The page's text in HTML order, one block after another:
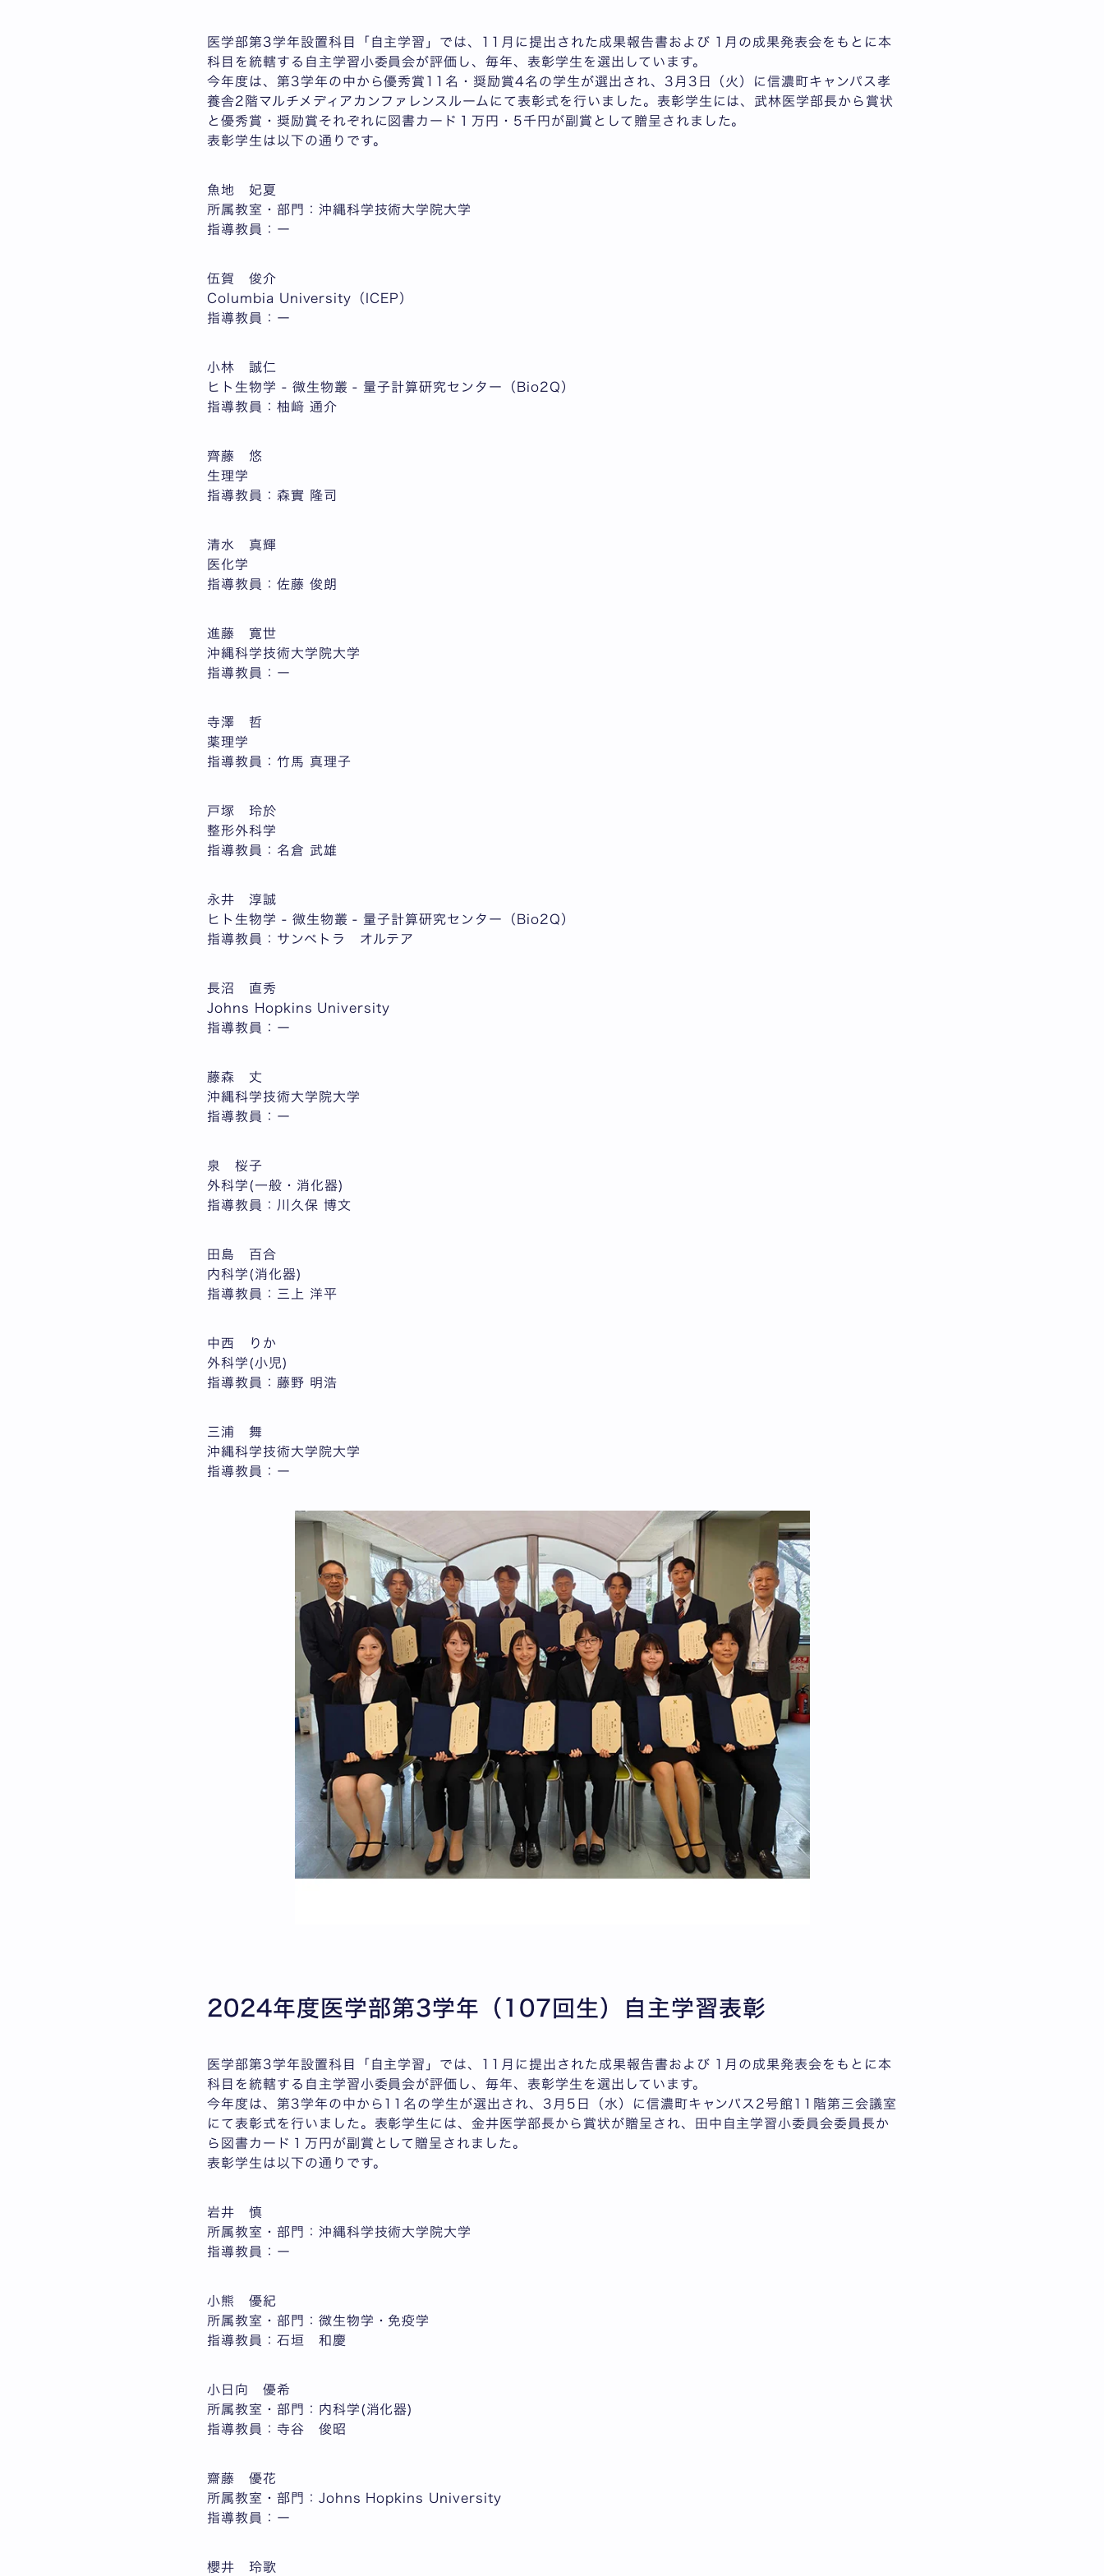
医学部第3学年設置科目「自主学習」では、11月に提出された成果報告書および 1月の成果発表会をもとに本
科目を統轄する自主学習小委員会が評価し、毎年、表彰学生を選出しています。
今年度は、第3学年の中から優秀賞11名・奨励賞4名の学生が選出され、3月3日（火）に信濃町キャンパス孝
養舎2階マルチメディアカンファレンスルームにて表彰式を行いました。表彰学生には、武林医学部長から賞状
と優秀賞・奨励賞それぞれに図書カード１万円・5千円が副賞として贈呈されました。
表彰学生は以下の通りです。
魚地 妃夏
所属教室・部門：沖縄科学技術大学院大学
指導教員：ー
伍賀 俊介
Columbia University（ICEP）
指導教員：ー
小林 誠仁
ヒト生物学 - 微生物叢 - 量子計算研究センター（Bio2Q）
指導教員：柚﨑 通介
齊藤 悠
生理学
指導教員：森實 隆司
清水 真輝
医化学
指導教員：佐藤 俊朗
進藤 寛世
沖縄科学技術大学院大学
指導教員：ー
寺澤 哲
薬理学
指導教員：竹馬 真理子
戸塚 玲於
整形外科学
指導教員：名倉 武雄
永井 淳誠
ヒト生物学 - 微生物叢 - 量子計算研究センター（Bio2Q）
指導教員：サンペトラ オルテア
長沼 直秀
Johns Hopkins University
指導教員：ー
藤森 丈
沖縄科学技術大学院大学
指導教員：ー
泉 桜子
外科学(一般・消化器)
指導教員：川久保 博文
田島 百合
内科学(消化器)
指導教員：三上 洋平
中西 りか
外科学(小児)
指導教員：藤野 明浩
三浦 舞
沖縄科学技術大学院大学
指導教員：ー
2024年度医学部第3学年（107回生）自主学習表彰
医学部第3学年設置科目「自主学習」では、11月に提出された成果報告書および 1月の成果発表会をもとに本
科目を統轄する自主学習小委員会が評価し、毎年、表彰学生を選出しています。
今年度は、第3学年の中から11名の学生が選出され、3月5日（水）に信濃町キャンパス2号館11階第三会議室
にて表彰式を行いました。表彰学生には、金井医学部長から賞状が贈呈され、田中自主学習小委員会委員長か
ら図書カード１万円が副賞として贈呈されました。
表彰学生は以下の通りです。
岩井 慎
所属教室・部門：沖縄科学技術大学院大学
指導教員：ー
小熊 優紀
所属教室・部門：微生物学・免疫学
指導教員：石垣 和慶
小日向 優希
所属教室・部門：内科学(消化器)
指導教員：寺谷 俊昭
齋藤 優花
所属教室・部門：Johns Hopkins University
指導教員：ー
櫻井 玲歌